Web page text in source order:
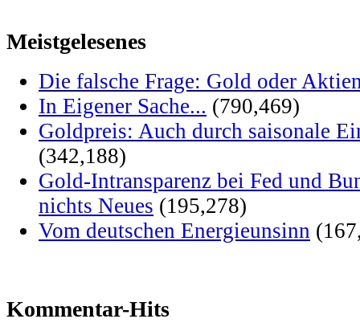
Meistgelesenes
Die falsche Frage: Gold oder
In Eigener Sache... (790,469)
Goldpreis: Auch durch saisonale
(342,188)
Gold-Intransparenz bei Fed und
nichts Neues (195,278)
Vom deutschen Energieunsinn
Kommentar-Hits